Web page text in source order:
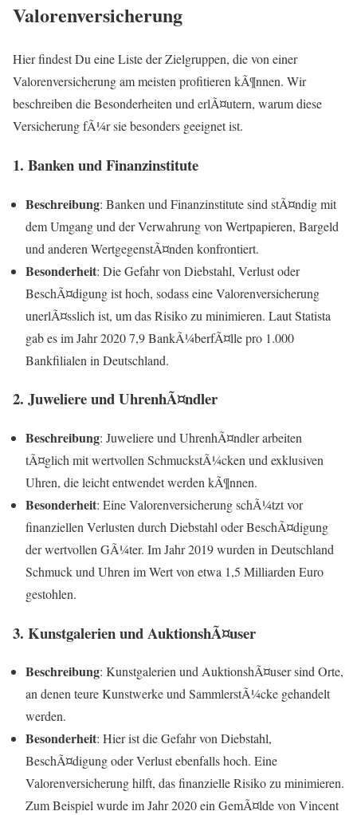
Valorenversicherung
Hier findest Du eine Liste der Zielgruppen, die von einer
Valorenversicherung am meisten profitieren kÃ¶nnen. Wir
beschreiben die Besonderheiten und erlÃ¤utern, warum diese
Versicherung fÃ¼r sie besonders geeignet ist.
1. Banken und Finanzinstitute
Beschreibung: Banken und Finanzinstitute sind stÃ¤ndig mit
dem Umgang und der Verwahrung von Wertpapieren, Bargeld
und anderen WertgegenstÃ¤nden konfrontiert.
Besonderheit: Die Gefahr von Diebstahl, Verlust oder
BeschÃ¤digung ist hoch, sodass eine Valorenversicherung
unerlÃ¤sslich ist, um das Risiko zu minimieren. Laut Statista
gab es im Jahr 2020 7,9 BankÃ¼berfÃ¤lle pro 1.000
Bankfilialen in Deutschland.
2. Juweliere und UhrenhÃ¤ndler
Beschreibung: Juweliere und UhrenhÃ¤ndler arbeiten
tÃ¤glich mit wertvollen SchmuckstÃ¼cken und exklusiven
Uhren, die leicht entwendet werden kÃ¶nnen.
Besonderheit: Eine Valorenversicherung schÃ¼tzt vor
finanziellen Verlusten durch Diebstahl oder BeschÃ¤digung
der wertvollen GÃ¼ter. Im Jahr 2019 wurden in Deutschland
Schmuck und Uhren im Wert von etwa 1,5 Milliarden Euro
gestohlen.
3. Kunstgalerien und AuktionshÃ¤user
Beschreibung: Kunstgalerien und AuktionshÃ¤user sind Orte,
an denen teure Kunstwerke und SammlerstÃ¼cke gehandelt
werden.
Besonderheit: Hier ist die Gefahr von Diebstahl,
BeschÃ¤digung oder Verlust ebenfalls hoch. Eine
Valorenversicherung hilft, das finanzielle Risiko zu minimieren.
Zum Beispiel wurde im Jahr 2020 ein GemÃ¤lde von Vincent